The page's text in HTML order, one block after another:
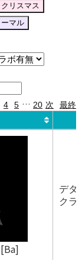
クリスマス
マル
4 5 … 20 次
最終
デタ
クラ